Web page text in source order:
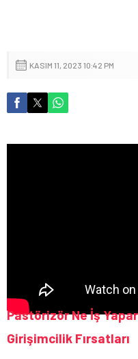
KASIM 11, 2023 10:42 PM
Pastörizör Ne İş
Girişimcilik Fırsatları